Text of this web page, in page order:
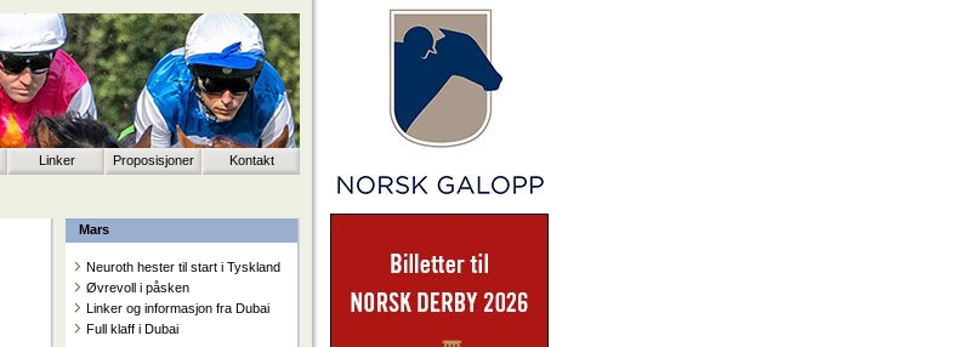
Linker Proposisjoner Kontakt
Mars
Neuroth hester til start i Tyskland
Øvrevoll i påsken
Linker og informasjon fra Dubai
Full klaff i Dubai